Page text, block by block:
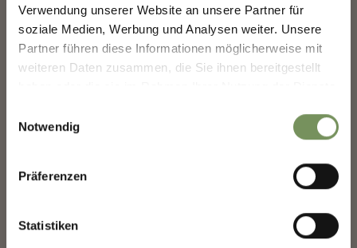
Verwendung unserer Website an unsere Partner für
soziale Medien, Werbung und Analysen weiter. Unsere
Partner führen diese Informationen möglicherweise mit
weiteren Daten zusammen, die Sie ihnen bereitgestellt
Notwendig
Präferenzen
Statistiken
am Nacken oder an anderen pulsnahen Stellen.
Handventilatoren oder batteriebetriebene tragbare
Ventilatoren können eine willkommene Abkühlung
bieten.
Diese Maßnahmen tragen dazu bei, dass du die heißen
Öffnungszeiten April-Oktober:
01.04.2026 -
GEMEINSAM.
Deine Meinung zählt. Scannen, teilen, bewegen.